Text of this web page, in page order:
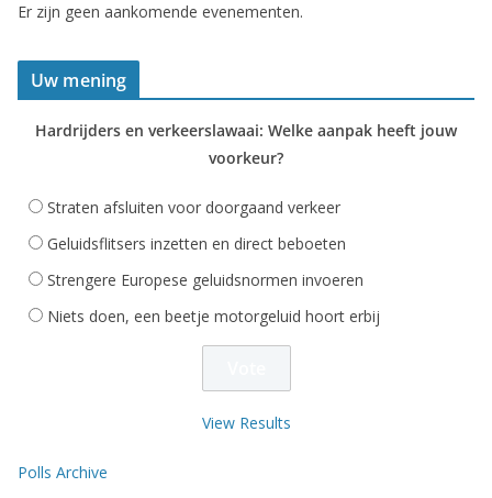
Er zijn geen aankomende evenementen.
Uw mening
Hardrijders en verkeerslawaai: Welke aanpak heeft jouw
voorkeur?
Straten afsluiten voor doorgaand verkeer
Geluidsflitsers inzetten en direct beboeten
Strengere Europese geluidsnormen invoeren
Niets doen, een beetje motorgeluid hoort erbij
View Results
Polls Archive